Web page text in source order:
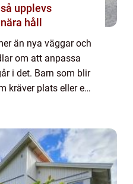
håll
än nya väggar och
om att anpassa
i det. Barn som blir
kräver plats eller ett